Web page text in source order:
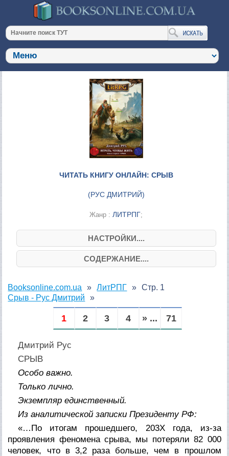
ЧИТАТЬ КНИГУ ОНЛАЙН: СРЫВ
(РУС ДМИТРИЙ)
Жанр :ЛИТРПГ;
НАСТРОЙКИ....
СОДЕРЖАНИЕ....
Booksonline.com.ua
ЛитРПГ
Срыв - Рус Дмитрий
Стр. 1
1 2 3 4 » ... 71
Дмитрий Рус
СРЫВ
Особо важно.
Только лично.
Экземпляр единственный.
Из аналитической записки Президенту РФ:
«…По итогам прошедшего, 203Х года, из-за
проявления феномена срыва, мы потеряли 82 000
человек, что в 3,2 раза больше, чем в прошлом